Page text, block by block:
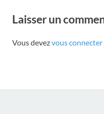
Laisser un
Vous devezvous connecter